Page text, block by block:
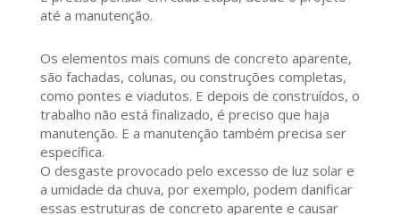
até a manutenção.
Os elementos mais comuns de concreto aparente,
são fachadas, colunas, ou construções completas,
como pontes e viadutos. E depois de construídos, o
trabalho não está finalizado, é preciso que haja
manutenção. E a manutenção também precisa ser
específica.
O desgaste provocado pelo excesso de luz solar e
a umidade da chuva, por exemplo, podem danificar
essas estruturas de concreto aparente e causar